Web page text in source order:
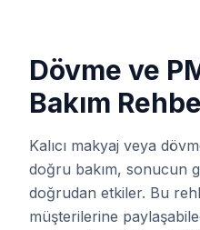
Dövme ve
Bakım
Kalıcı makyaj veya
doğru bakım, sonucun
doğrudan etkiler. Bu
müşterilerine